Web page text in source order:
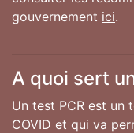
gouvernement ici.
A quoi sert
Un test PCR est un
COVID et qui va